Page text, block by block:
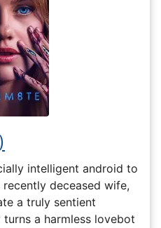
intelligent android to
deceased wife,
a truly sentient
a harmless lovebot